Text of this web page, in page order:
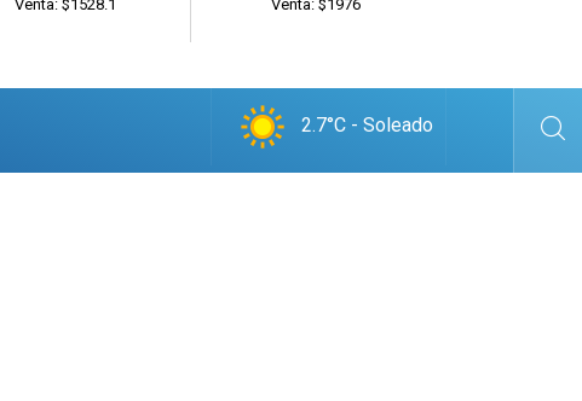
Venta: $1528.1
Venta: $1976
2.7°C - Soleado